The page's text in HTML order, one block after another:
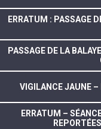
ERRATUM : PASSAGE
PASSAGE DE LA
VIGILANCE JAUNE
ERRATUM –